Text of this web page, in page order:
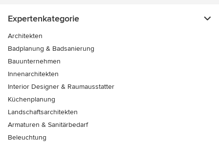
Expertenkategorie
Architekten
Badplanung & Badsanierung
Bauunternehmen
Innenarchitekten
Interior Designer & Raumausstatter
Küchenplanung
Landschaftsarchitekten
Armaturen & Sanitärbedarf
Beleuchtung